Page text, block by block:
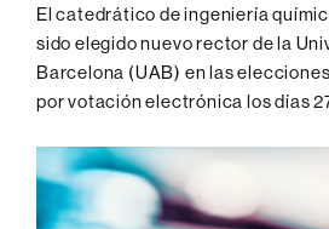
El catedrático de ingeniería
sido elegido nuevo rector de la
Barcelona (UAB) en las
por votación electrónica los días